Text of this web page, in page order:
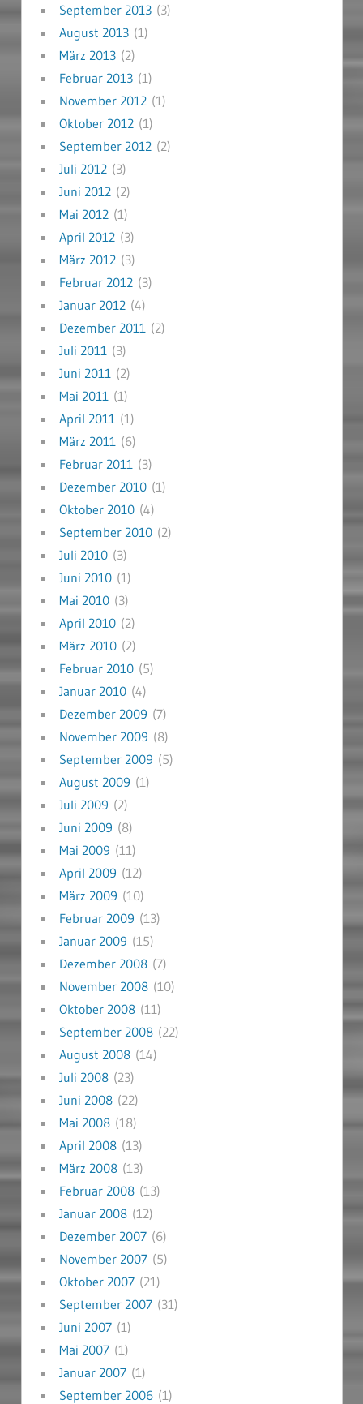
September 2013(3)
August 2013(1)
März 2013(2)
Februar 2013(1)
November 2012(1)
Oktober 2012(1)
September 2012(2)
Juli 2012(3)
Juni 2012(2)
Mai 2012(1)
April 2012(3)
März 2012(3)
Februar 2012(3)
Januar 2012(4)
Dezember 2011 (2)
Juli 2011 (3)
Juni 2011 (2)
Mai 2011 (1)
April 2011 (1)
März 2011 (6)
Februar 2011 (3)
Dezember 2010(1)
Oktober 2010(4)
September 2010(2)
Juli 2010(3)
Juni 2010(1)
Mai 2010(3)
April 2010(2)
März 2010(2)
Februar 2010(5)
Januar 2010(4)
Dezember 2009 (7)
November 2009 (8)
September 2009 (5)
August 2009 (1)
Juli 2009 (2)
Juni 2009 (8)
Mai 2009 (11)
April 2009 (12)
März 2009 (10)
Februar 2009 (13)
Januar 2009 (15)
Dezember 2008(7)
November 2008(10)
Oktober 2008(11)
September 2008(22)
August 2008(14)
Juli 2008(23)
Juni 2008(22)
Mai 2008(18)
April 2008(13)
März 2008(13)
Februar 2008(13)
Januar 2008(12)
Dezember 2007(6)
November 2007(5)
Oktober 2007(21)
September 2007(31)
Juni 2007(1)
Mai 2007(1)
Januar 2007(1)
September 2006(1)